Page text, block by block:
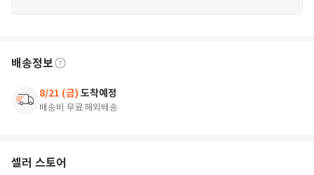
배송정보
8/21 (금) 도착예정
배송비 무료해외배송
셀러 스토어